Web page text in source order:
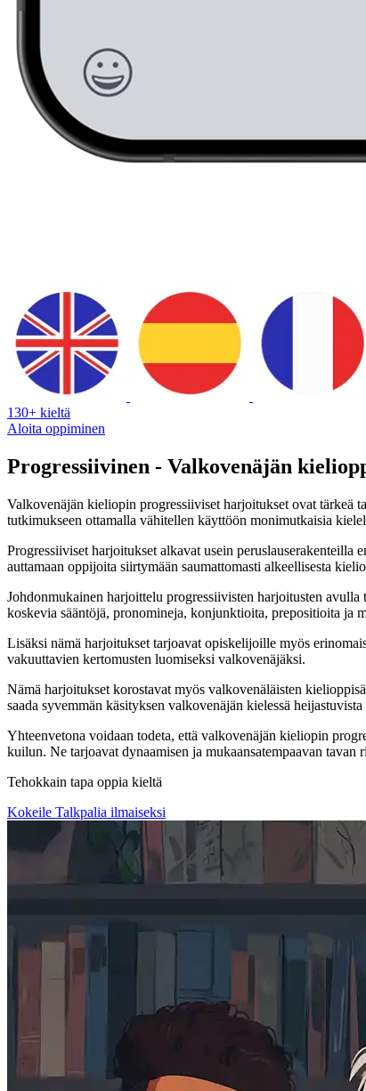
130+ kieltä
Aloita oppiminen
Progressiivinen - Valkovenäjän
Valkovenäjän kieliopin progressiiviset harjoitukset ovat tärkeä
tutkimukseen ottamalla vähitellen käyttöön monimutkaisia
Progressiiviset harjoitukset alkavat usein
auttamaan oppijoita siirtymään saumattomasti alkeellisesta
Johdonmukainen harjoittelu progressiivisten harjoitusten
koskevia sääntöjä, pronomineja, konjunktioita, prepositioita ja
Lisäksi nämä harjoitukset tarjoavat opiskelijoille myös
vakuuttavien kertomusten luomiseksi valkovenäjäksi.
Nämä harjoitukset korostavat myös valkovenäläisten
saada syvemmän käsityksen valkovenäjän kielessä
Yhteenvetona voidaan todeta, että valkovenäjän kieliopin
kuilun. Ne tarjoavat dynaamisen ja mukaansatempaavan tavan
Tehokkain tapa oppia kieltä
Kokeile Talkpalia ilmaiseksi